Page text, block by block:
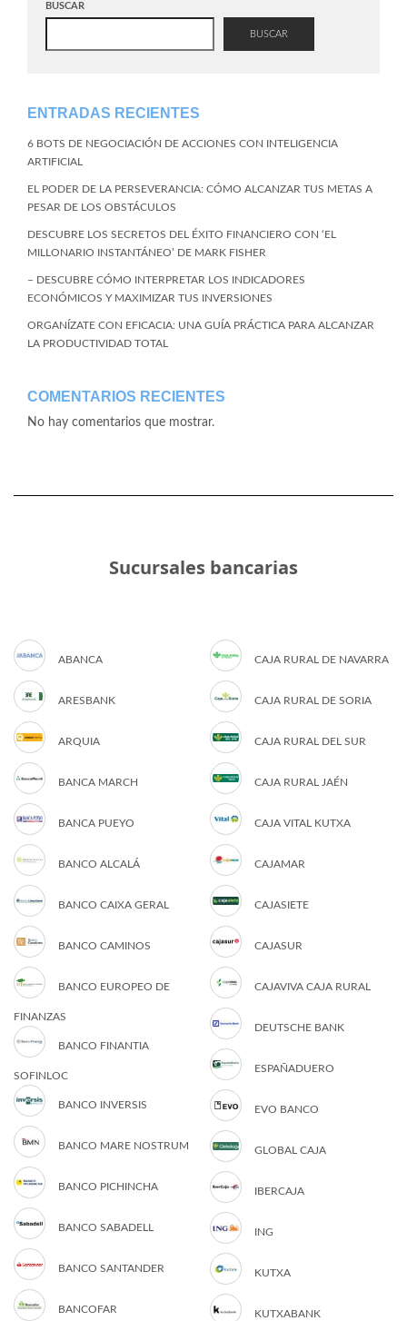
BUSCAR
BUSCAR
ENTRADAS RECIENTES
6 BOTS DE NEGOCIACIÓN DE ACCIONES CON INTELIGENCIA
ARTIFICIAL
EL PODER DE LA PERSEVERANCIA: CÓMO ALCANZAR TUS METAS A
PESAR DE LOS OBSTÁCULOS
DESCUBRE LOS SECRETOS DEL ÉXITO FINANCIERO CON ‘EL
MILLONARIO INSTANTÁNEO’ DE MARK FISHER
– DESCUBRE CÓMO INTERPRETAR LOS INDICADORES
ECONÓMICOS Y MAXIMIZAR TUS INVERSIONES
ORGANÍZATE CON EFICACIA: UNA GUÍA PRÁCTICA PARA ALCANZAR
LA PRODUCTIVIDAD TOTAL
COMENTARIOS RECIENTES
No hay comentarios que mostrar.
Sucursales bancarias
ABANCA
ARESBANK
ARQUIA
BANCA MARCH
BANCA PUEYO
BANCO ALCALÁ
BANCO CAIXA GERAL
BANCO CAMINOS
BANCO EUROPEO DE
FINANZAS
BANCO FINANTIA
SOFINLOC
BANCO INVERSIS
BANCO MARE NOSTRUM
BANCO PICHINCHA
BANCO SABADELL
BANCO SANTANDER
BANCOFAR
CAJA RURAL DE NAVARRA
CAJA RURAL DE SORIA
CAJA RURAL DEL SUR
CAJA RURAL JAÉN
CAJA VITAL KUTXA
CAJAMAR
CAJASIETE
CAJASUR
CAJAVIVA CAJA RURAL
DEUTSCHE BANK
ESPAÑADUERO
EVO BANCO
GLOBAL CAJA
IBERCAJA
ING
KUTXA
KUTXABANK